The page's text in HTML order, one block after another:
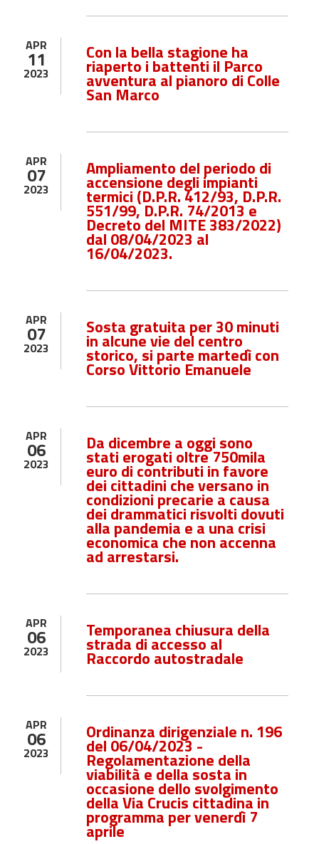
APR
11
2023
Con la bella stagione ha
riaperto i battenti il Parco
avventura al pianoro di Colle
San Marco
APR
07
2023
Ampliamento del periodo di
accensione degli impianti
termici (D.P.R. 412/93, D.P.R.
551/99, D.P.R. 74/2013 e
Decreto del MITE 383/2022)
dal 08/04/2023 al
16/04/2023.
APR
07
2023
Sosta gratuita per 30 minuti
in alcune vie del centro
storico, si parte martedì con
Corso Vittorio Emanuele
APR
06
2023
Da dicembre a oggi sono
stati erogati oltre 750mila
euro di contributi in favore
dei cittadini che versano in
condizioni precarie a causa
dei drammatici risvolti dovuti
alla pandemia e a una crisi
economica che non accenna
ad arrestarsi.
APR
06
2023
Temporanea chiusura della
strada di accesso al
Raccordo autostradale
APR
06
2023
Ordinanza dirigenziale n. 196
del 06/04/2023 -
Regolamentazione della
viabilità e della sosta in
occasione dello svolgimento
della Via Crucis cittadina in
programma per venerdì 7
aprile